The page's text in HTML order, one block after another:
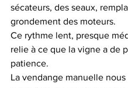
sécateurs, des seaux,
grondement des moteurs.
Ce rythme lent, presque
relie à ce que la vigne a de
patience.
La vendange manuelle